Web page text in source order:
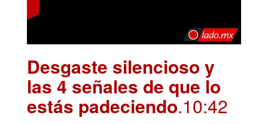
Desgaste silencioso y
las 4 señales de que lo
estás padeciendo.10:42